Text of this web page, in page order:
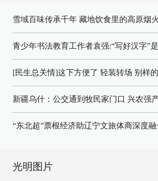
雪域百味传承千年 藏地饮食里的高原烟
青少年书法教育工作者袁强:“写好汉字”
[民生总关情]这下方便了 轻装转场 别样
新疆乌什：公交通到牧民家门口 兴农强
“东北超”票根经济助辽宁文旅体商深度融
光明图片